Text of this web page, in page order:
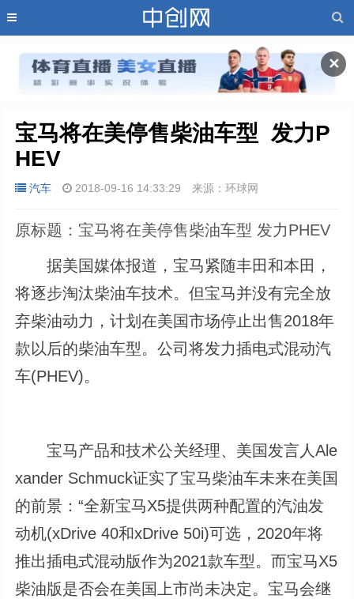
✕
宝马将在美停售柴油车型  发力P
HEV
汽车 2018-09-16 14:33:29 来源：环球网
原标题：宝马将在美停售柴油车型 发力PHEV
据美国媒体报道，宝马紧随丰田和本田，
将逐步淘汰柴油车技术。但宝马并没有完全放
弃柴油动力，计划在美国市场停止出售2018年
款以后的柴油车型。公司将发力插电式混动汽
车(PHEV)。
宝马产品和技术公关经理、美国发言人Ale
xander Schmuck证实了宝马柴油车未来在美国
的前景：“全新宝马X5提供两种配置的汽油发
动机(xDrive 40和xDrive 50i)可选，2020年将
推出插电式混动版作为2021款车型。而宝马X5
柴油版是否会在美国上市尚未决定。宝马会继